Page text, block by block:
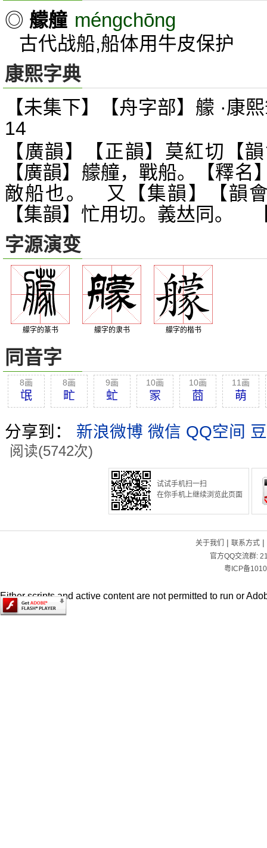
◎ 艨艟 méngchōng
古代战船,船体用牛皮保护
康熙字典
【未集下】【舟字部】艨 ·康
14
【廣韻】【正韻】莫紅切【
【廣韻】艨艟，戰船。【釋
敵船也。 又【集韻】【韻
【集韻】忙用切。義𠀤同。
字源演变
艨字的篆书 艨字的隶书 艨字的楷书
同音字
8画
氓
8画
甿
9画
虻
10画
冡
10画
莔
11画
萌
分享到： 新浪微博 微信 QQ空间
阅读(5742次)
试试手机扫一扫
在你手机上继续浏览此页面
关于我们 | 联系方式|
官方QQ交流群:
粤ICP备
Either scripts and active content are not permitted to run or